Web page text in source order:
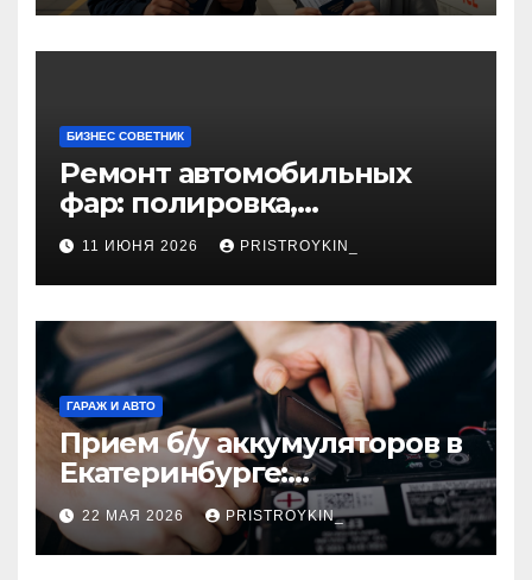
БИЗНЕС СОВЕТНИК
Ремонт автомобильных
фар: полировка,
восстановление
герметичности и замена
элементов
11 ИЮНЯ 2026 PRISTROYKIN_
ГАРАЖ И АВТО
Прием б/у аккумуляторов в
Екатеринбурге:
экологичный подход и
реальная выгода для
города
22 МАЯ 2026 PRISTROYKIN_